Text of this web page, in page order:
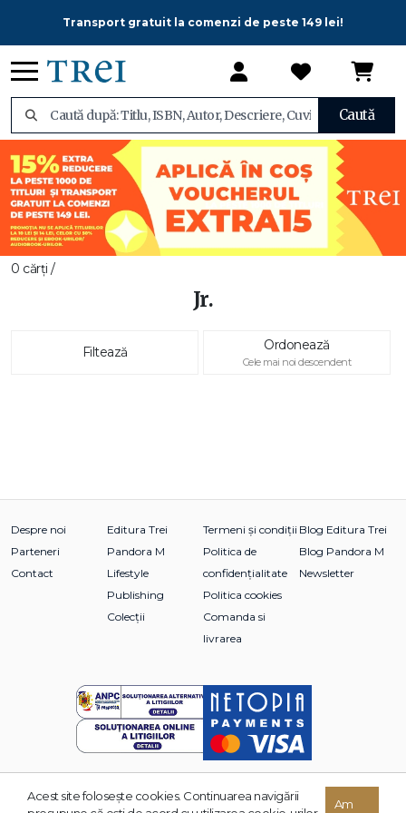
Transport gratuit la comenzi de peste 149 lei!
Caută
0 cărți /
Jr.
Filtează Ordonează
Cele mai noi descendent
Despre noi
Parteneri
Contact
Editura Trei
Pandora M
Lifestyle
Publishing
Colecții
Termeni și condiții
Politica de
confidențialitate
Politica cookies
Comanda si
livrarea
Blog Editura Trei
Blog Pandora M
Newsletter
© 2026 Grupul Editorial TREI. Toate drepturile rezervate.
Acest site foloseşte cookies. Continuarea navigării
Am